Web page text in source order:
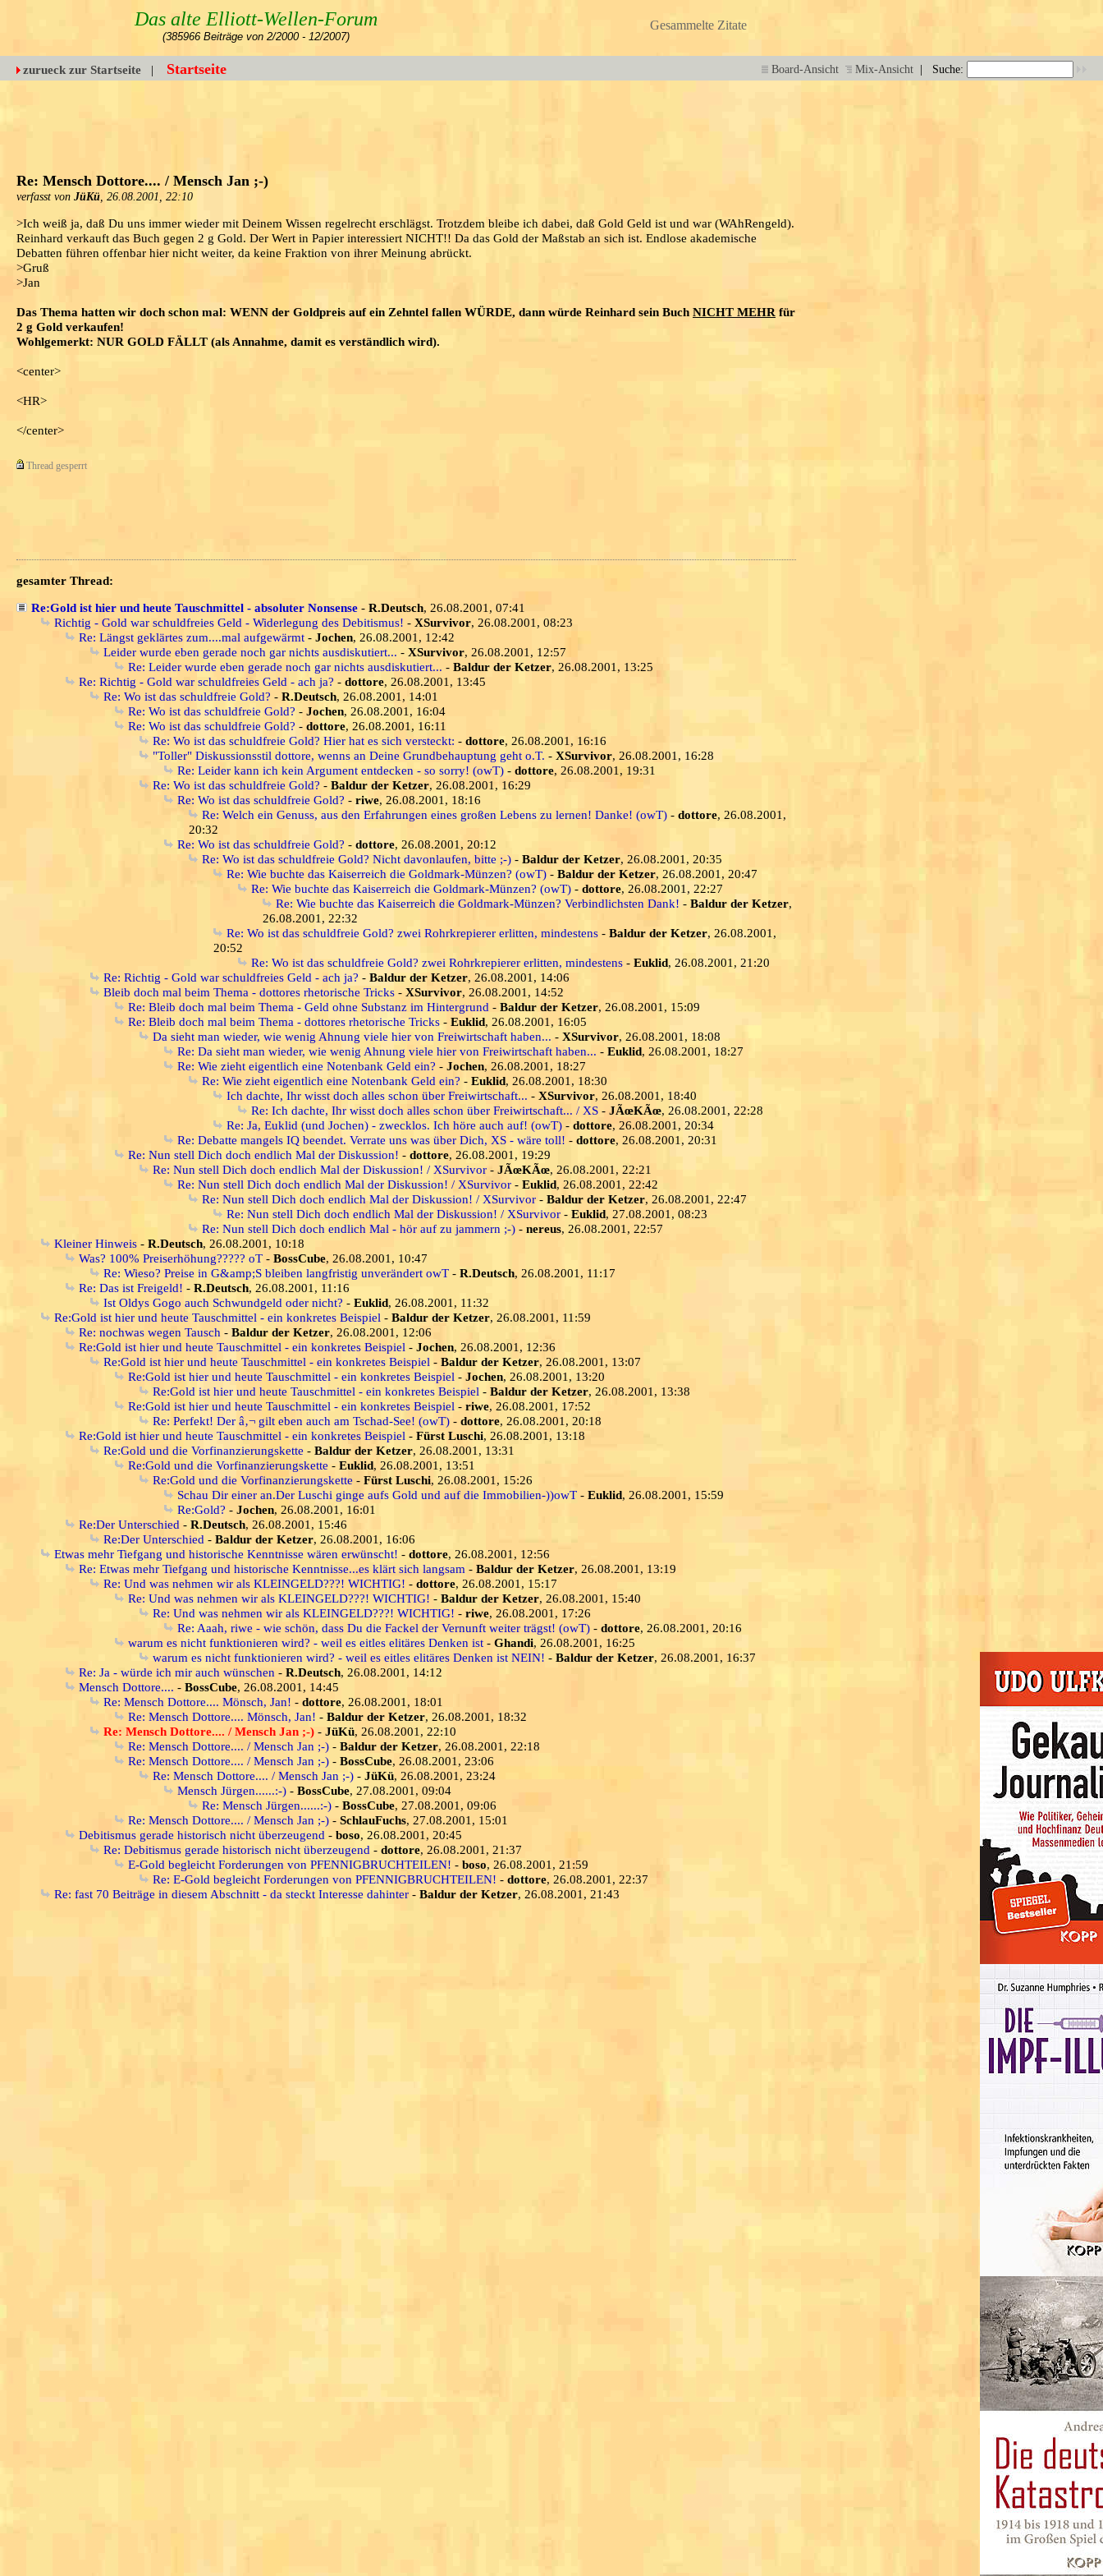
Das alte Elliott-Wellen-Forum
(385966 Beiträge von 2/2000 - 12/2007)
Gesammelte Zitate
zurueck zur Startseite | Startseite Board-Ansicht Mix-Ansicht | Suche:
Re: Mensch Dottore.... / Mensch Jan ;-)
verfasst von JüKü, 26.08.2001, 22:10
>Ich weiß ja, daß Du uns immer wieder mit Deinem Wissen regelrecht erschlägst. Trotzdem bleibe ich dabei, daß Gold Geld ist und war (WAhRengeld).
Reinhard verkauft das Buch gegen 2 g Gold. Der Wert in Papier interessiert NICHT!! Da das Gold der Maßstab an sich ist. Endlose akademische
Debatten führen offenbar hier nicht weiter, da keine Fraktion von ihrer Meinung abrückt.
>Gruß
>Jan
Das Thema hatten wir doch schon mal: WENN der Goldpreis auf ein Zehntel fallen WÜRDE, dann würde Reinhard sein Buch NICHT MEHR für
2 g Gold verkaufen!
Wohlgemerkt: NUR GOLD FÄLLT (als Annahme, damit es verständlich wird).
<center>
<HR>
</center>
Thread gesperrt
gesamter Thread:
Re:Gold ist hier und heute Tauschmittel - absoluter Nonsense - R.Deutsch, 26.08.2001, 07:41
Richtig - Gold war schuldfreies Geld - Widerlegung des Debitismus! - XSurvivor, 26.08.2001, 08:23
Re: Längst geklärtes zum....mal aufgewärmt - Jochen, 26.08.2001, 12:42
Leider wurde eben gerade noch gar nichts ausdiskutiert... - XSurvivor, 26.08.2001, 12:57
Re: Leider wurde eben gerade noch gar nichts ausdiskutiert... - Baldur der Ketzer, 26.08.2001, 13:25
Re: Richtig - Gold war schuldfreies Geld - ach ja? - dottore, 26.08.2001, 13:45
Re: Wo ist das schuldfreie Gold? - R.Deutsch, 26.08.2001, 14:01
Re: Wo ist das schuldfreie Gold? - Jochen, 26.08.2001, 16:04
Re: Wo ist das schuldfreie Gold? - dottore, 26.08.2001, 16:11
Re: Wo ist das schuldfreie Gold? Hier hat es sich versteckt: - dottore, 26.08.2001, 16:16
"Toller" Diskussionsstil dottore, wenns an Deine Grundbehauptung geht o.T. - XSurvivor, 26.08.2001, 16:28
Re: Leider kann ich kein Argument entdecken - so sorry! (owT) - dottore, 26.08.2001, 19:31
Re: Wo ist das schuldfreie Gold? - Baldur der Ketzer, 26.08.2001, 16:29
Re: Wo ist das schuldfreie Gold? - riwe, 26.08.2001, 18:16
Re: Welch ein Genuss, aus den Erfahrungen eines großen Lebens zu lernen! Danke! (owT) - dottore, 26.08.2001,
20:32
Re: Wo ist das schuldfreie Gold? - dottore, 26.08.2001, 20:12
Re: Wo ist das schuldfreie Gold? Nicht davonlaufen, bitte ;-) - Baldur der Ketzer, 26.08.2001, 20:35
Re: Wie buchte das Kaiserreich die Goldmark-Münzen? (owT) - Baldur der Ketzer, 26.08.2001, 20:47
Re: Wie buchte das Kaiserreich die Goldmark-Münzen? (owT) - dottore, 26.08.2001, 22:27
Re: Wie buchte das Kaiserreich die Goldmark-Münzen? Verbindlichsten Dank! - Baldur der Ketzer,
26.08.2001, 22:32
Re: Wo ist das schuldfreie Gold? zwei Rohrkrepierer erlitten, mindestens - Baldur der Ketzer, 26.08.2001,
20:52
Re: Wo ist das schuldfreie Gold? zwei Rohrkrepierer erlitten, mindestens - Euklid, 26.08.2001, 21:20
Re: Richtig - Gold war schuldfreies Geld - ach ja? - Baldur der Ketzer, 26.08.2001, 14:06
Bleib doch mal beim Thema - dottores rhetorische Tricks - XSurvivor, 26.08.2001, 14:52
Re: Bleib doch mal beim Thema - Geld ohne Substanz im Hintergrund - Baldur der Ketzer, 26.08.2001, 15:09
Re: Bleib doch mal beim Thema - dottores rhetorische Tricks - Euklid, 26.08.2001, 16:05
Da sieht man wieder, wie wenig Ahnung viele hier von Freiwirtschaft haben... - XSurvivor, 26.08.2001, 18:08
Re: Da sieht man wieder, wie wenig Ahnung viele hier von Freiwirtschaft haben... - Euklid, 26.08.2001, 18:27
Re: Wie zieht eigentlich eine Notenbank Geld ein? - Jochen, 26.08.2001, 18:27
Re: Wie zieht eigentlich eine Notenbank Geld ein? - Euklid, 26.08.2001, 18:30
Ich dachte, Ihr wisst doch alles schon über Freiwirtschaft... - XSurvivor, 26.08.2001, 18:40
Re: Ich dachte, Ihr wisst doch alles schon über Freiwirtschaft... / XS - JÃœKÃœ, 26.08.2001, 22:28
Re: Ja, Euklid (und Jochen) - zwecklos. Ich höre auch auf! (owT) - dottore, 26.08.2001, 20:34
Re: Debatte mangels IQ beendet. Verrate uns was über Dich, XS - wäre toll! - dottore, 26.08.2001, 20:31
Re: Nun stell Dich doch endlich Mal der Diskussion! - dottore, 26.08.2001, 19:29
Re: Nun stell Dich doch endlich Mal der Diskussion! / XSurvivor - JÃœKÃœ, 26.08.2001, 22:21
Re: Nun stell Dich doch endlich Mal der Diskussion! / XSurvivor - Euklid, 26.08.2001, 22:42
Re: Nun stell Dich doch endlich Mal der Diskussion! / XSurvivor - Baldur der Ketzer, 26.08.2001, 22:47
Re: Nun stell Dich doch endlich Mal der Diskussion! / XSurvivor - Euklid, 27.08.2001, 08:23
Re: Nun stell Dich doch endlich Mal - hör auf zu jammern ;-) - nereus, 26.08.2001, 22:57
Kleiner Hinweis - R.Deutsch, 26.08.2001, 10:18
Was? 100% Preiserhöhung????? oT - BossCube, 26.08.2001, 10:47
Re: Wieso? Preise in G&amp;S bleiben langfristig unverändert owT - R.Deutsch, 26.08.2001, 11:17
Re: Das ist Freigeld! - R.Deutsch, 26.08.2001, 11:16
Ist Oldys Gogo auch Schwundgeld oder nicht? - Euklid, 26.08.2001, 11:32
Re:Gold ist hier und heute Tauschmittel - ein konkretes Beispiel - Baldur der Ketzer, 26.08.2001, 11:59
Re: nochwas wegen Tausch - Baldur der Ketzer, 26.08.2001, 12:06
Re:Gold ist hier und heute Tauschmittel - ein konkretes Beispiel - Jochen, 26.08.2001, 12:36
Re:Gold ist hier und heute Tauschmittel - ein konkretes Beispiel - Baldur der Ketzer, 26.08.2001, 13:07
Re:Gold ist hier und heute Tauschmittel - ein konkretes Beispiel - Jochen, 26.08.2001, 13:20
Re:Gold ist hier und heute Tauschmittel - ein konkretes Beispiel - Baldur der Ketzer, 26.08.2001, 13:38
Re:Gold ist hier und heute Tauschmittel - ein konkretes Beispiel - riwe, 26.08.2001, 17:52
Re: Perfekt! Der â‚¬ gilt eben auch am Tschad-See! (owT) - dottore, 26.08.2001, 20:18
Re:Gold ist hier und heute Tauschmittel - ein konkretes Beispiel - Fürst Luschi, 26.08.2001, 13:18
Re:Gold und die Vorfinanzierungskette - Baldur der Ketzer, 26.08.2001, 13:31
Re:Gold und die Vorfinanzierungskette - Euklid, 26.08.2001, 13:51
Re:Gold und die Vorfinanzierungskette - Fürst Luschi, 26.08.2001, 15:26
Schau Dir einer an.Der Luschi ginge aufs Gold und auf die Immobilien-))owT - Euklid, 26.08.2001, 15:59
Re:Gold? - Jochen, 26.08.2001, 16:01
Re:Der Unterschied - R.Deutsch, 26.08.2001, 15:46
Re:Der Unterschied - Baldur der Ketzer, 26.08.2001, 16:06
Etwas mehr Tiefgang und historische Kenntnisse wären erwünscht! - dottore, 26.08.2001, 12:56
Re: Etwas mehr Tiefgang und historische Kenntnisse...es klärt sich langsam - Baldur der Ketzer, 26.08.2001, 13:19
Re: Und was nehmen wir als KLEINGELD???! WICHTIG! - dottore, 26.08.2001, 15:17
Re: Und was nehmen wir als KLEINGELD???! WICHTIG! - Baldur der Ketzer, 26.08.2001, 15:40
Re: Und was nehmen wir als KLEINGELD???! WICHTIG! - riwe, 26.08.2001, 17:26
Re: Aaah, riwe - wie schön, dass Du die Fackel der Vernunft weiter trägst! (owT) - dottore, 26.08.2001, 20:16
warum es nicht funktionieren wird? - weil es eitles elitäres Denken ist - Ghandi, 26.08.2001, 16:25
warum es nicht funktionieren wird? - weil es eitles elitäres Denken ist NEIN! - Baldur der Ketzer, 26.08.2001, 16:37
Re: Ja - würde ich mir auch wünschen - R.Deutsch, 26.08.2001, 14:12
Mensch Dottore.... - BossCube, 26.08.2001, 14:45
Re: Mensch Dottore.... Mönsch, Jan! - dottore, 26.08.2001, 18:01
Re: Mensch Dottore.... Mönsch, Jan! - Baldur der Ketzer, 26.08.2001, 18:32
Re: Mensch Dottore.... / Mensch Jan ;-) - JüKü, 26.08.2001, 22:10
Re: Mensch Dottore.... / Mensch Jan ;-) - Baldur der Ketzer, 26.08.2001, 22:18
Re: Mensch Dottore.... / Mensch Jan ;-) - BossCube, 26.08.2001, 23:06
Re: Mensch Dottore.... / Mensch Jan ;-) - JüKü, 26.08.2001, 23:24
Mensch Jürgen......:-) - BossCube, 27.08.2001, 09:04
Re: Mensch Jürgen......:-) - BossCube, 27.08.2001, 09:06
Re: Mensch Dottore.... / Mensch Jan ;-) - SchlauFuchs, 27.08.2001, 15:01
Debitismus gerade historisch nicht überzeugend - boso, 26.08.2001, 20:45
Re: Debitismus gerade historisch nicht überzeugend - dottore, 26.08.2001, 21:37
E-Gold begleicht Forderungen von PFENNIGBRUCHTEILEN! - boso, 26.08.2001, 21:59
Re: E-Gold begleicht Forderungen von PFENNIGBRUCHTEILEN! - dottore, 26.08.2001, 22:37
Re: fast 70 Beiträge in diesem Abschnitt - da steckt Interesse dahinter - Baldur der Ketzer, 26.08.2001, 21:43